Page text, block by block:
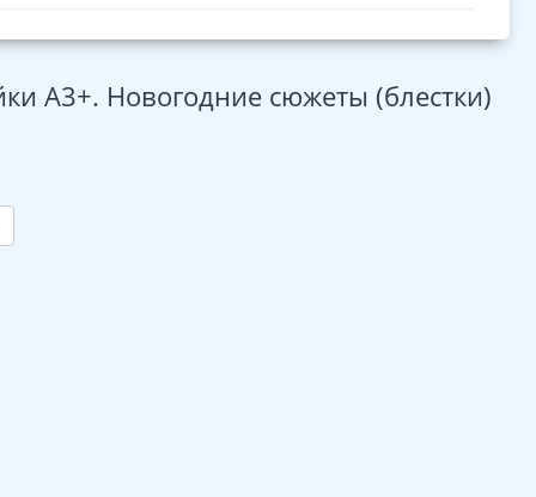
А3+. Новогодние сюжеты (блестки)